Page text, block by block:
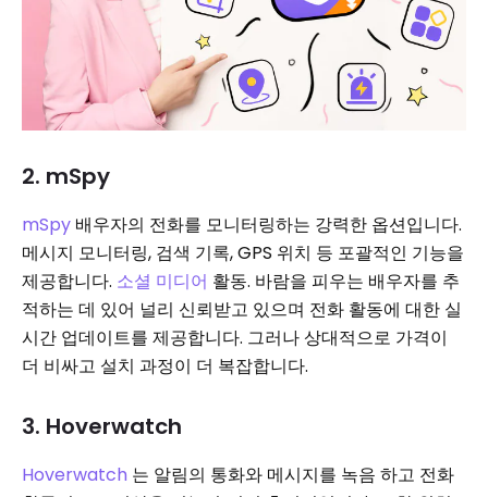
2. mSpy
mSpy 배우자의 전화를 모니터링하는 강력한 옵션입니다.
메시지 모니터링, 검색 기록, GPS 위치 등 포괄적인 기능을
제공합니다. 소셜 미디어 활동. 바람을 피우는 배우자를 추
적하는 데 있어 널리 신뢰받고 있으며 전화 활동에 대한 실
시간 업데이트를 제공합니다. 그러나 상대적으로 가격이
더 비싸고 설치 과정이 더 복잡합니다.
3. Hoverwatch
Hoverwatch 는 알림의 통화와 메시지를 녹음 하고 전화